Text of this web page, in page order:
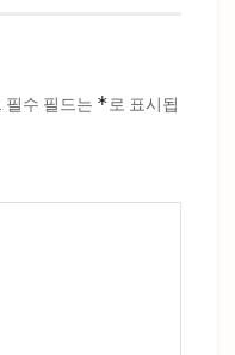
필수 필드는 *로 표시됩